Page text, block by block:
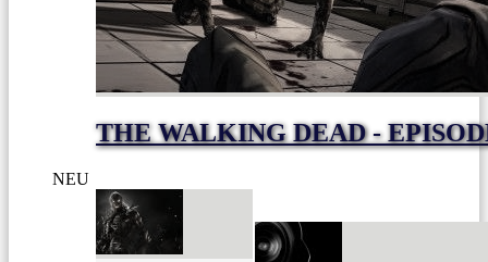
THE WALKING DEAD -
NEU